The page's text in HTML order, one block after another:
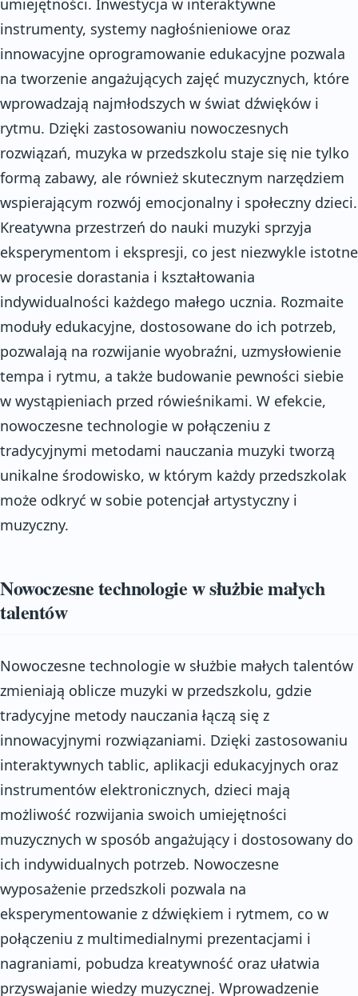
umiejętności. Inwestycja w interaktywne
instrumenty, systemy nagłośnieniowe oraz
innowacyjne oprogramowanie edukacyjne pozwala
na tworzenie angażujących zajęć muzycznych, które
wprowadzają najmłodszych w świat dźwięków i
rytmu. Dzięki zastosowaniu nowoczesnych
rozwiązań, muzyka w przedszkolu staje się nie tylko
formą zabawy, ale również skutecznym narzędziem
wspierającym rozwój emocjonalny i społeczny dzieci.
Kreatywna przestrzeń do nauki muzyki sprzyja
eksperymentom i ekspresji, co jest niezwykle istotne
w procesie dorastania i kształtowania
indywidualności każdego małego ucznia. Rozmaite
moduły edukacyjne, dostosowane do ich potrzeb,
pozwalają na rozwijanie wyobraźni, uzmysłowienie
tempa i rytmu, a także budowanie pewności siebie
w wystąpieniach przed rówieśnikami. W efekcie,
nowoczesne technologie w połączeniu z
tradycyjnymi metodami nauczania muzyki tworzą
unikalne środowisko, w którym każdy przedszkolak
może odkryć w sobie potencjał artystyczny i
muzyczny.
Nowoczesne technologie w służbie małych
talentów
Nowoczesne technologie w służbie małych talentów
zmieniają oblicze muzyki w przedszkolu, gdzie
tradycyjne metody nauczania łączą się z
innowacyjnymi rozwiązaniami. Dzięki zastosowaniu
interaktywnych tablic, aplikacji edukacyjnych oraz
instrumentów elektronicznych, dzieci mają
możliwość rozwijania swoich umiejętności
muzycznych w sposób angażujący i dostosowany do
ich indywidualnych potrzeb. Nowoczesne
wyposażenie przedszkoli pozwala na
eksperymentowanie z dźwiękiem i rytmem, co w
połączeniu z multimedialnymi prezentacjami i
nagraniami, pobudza kreatywność oraz ułatwia
przyswajanie wiedzy muzycznej. Wprowadzenie